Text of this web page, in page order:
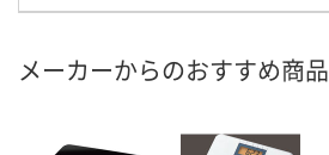
メーカーからのおすすめ商品